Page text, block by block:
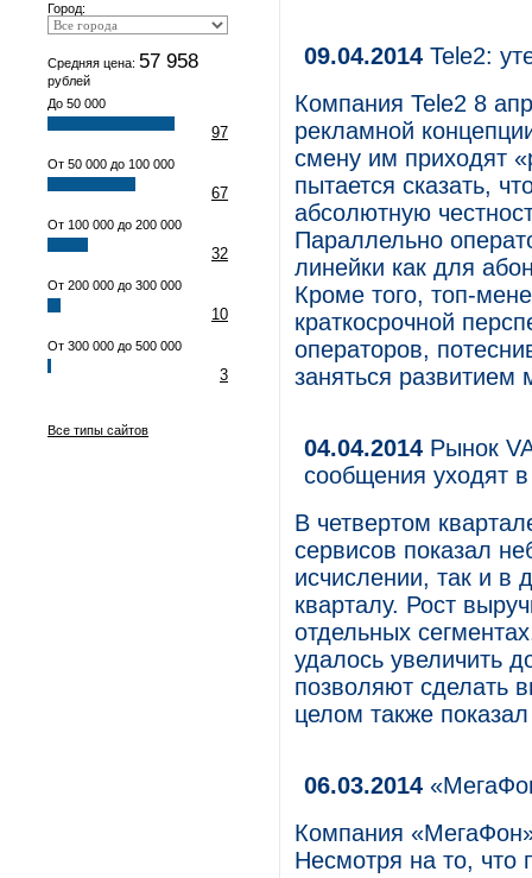
Город:
Средняя цена: 57 958
рублей
До 50 000
97
От 50 000 до 100 000
67
От 100 000 до 200 000
32
От 200 000 до 300 000
10
От 300 000 до 500 000
3
Все типы сайтов
09.04.2014 Tele2:
Компания Tele2 8
рекламной
смену им приходят
пытается сказать,
абсолютную
Параллельно
линейки как для
Кроме того, топ-
краткосрочной
операторов,
заняться
04.04.2014 Рынок
сообщения уходят в
В четвертом
сервисов показал
исчислении, так и
кварталу. Рост
отдельных
удалось увеличить
позволяют сделать
целом также
06.03.2014
Компания
Несмотря на то, что